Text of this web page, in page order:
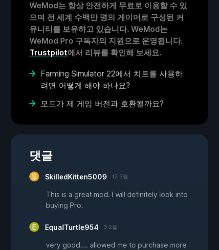
WeMod는 항상 안전하게 무료로 이용할 수 있
으며 전 세계 수백만 명의 게이머로 구성된 커
뮤니티를 보유하고 있습니다. WeMod는
WeMod Pro 구독자의 지원으로 운영됩니다.
Trustpilot에서 리뷰를 확인해 보세요.
Farming Simulator 22에서 치트를 사용하
려면 어떻게 해야 하나요?
모드가 제 게임 버전과 호환될까요?
댓글
SkilledKitten5009 12 3월
This is a great mod. I will definitely look into
buying Pro.
EqualTurtle954 3 2월
very good.... allowed me to purchase more